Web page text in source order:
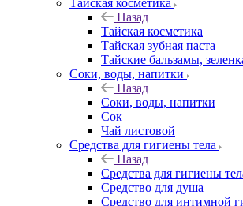
Тайская косметика
Назад
Тайская косметика
Тайская зубная паста
Тайские бальзамы,
Соки, воды, напитки
Назад
Соки, воды, напитки
Сок
Чай листовой
Средства для гигиены тела
Назад
Средства для гигиены
Средство для душа
Средство для интимной